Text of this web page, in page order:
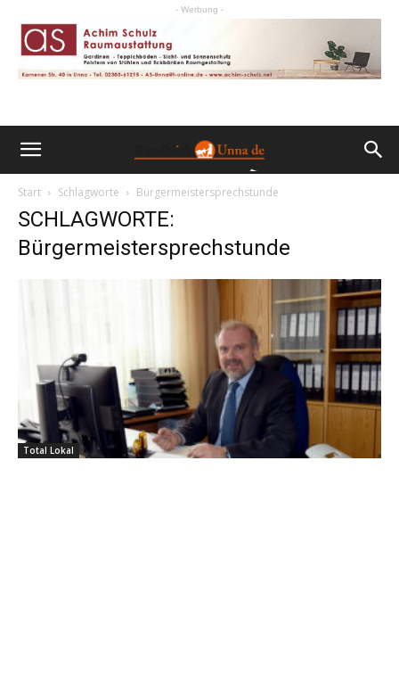
- Werbung -
Start Schlagworte Bürgermeistersprechstunde
SCHLAGWORTE:
Bürgermeistersprechstunde
Total Lokal